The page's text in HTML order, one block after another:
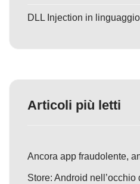
DLL Injection in
Articoli più letti
Ancora app fraudolente,
Store: Android nell’occhio